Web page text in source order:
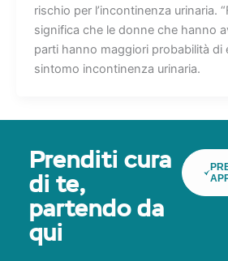
rischio per l’incontinenza urinaria.
significa che le donne che hanno
parti hanno maggiori probabilità di
sintomo incontinenza urinaria.
Prenditi cura
di te,
partendo da
qui